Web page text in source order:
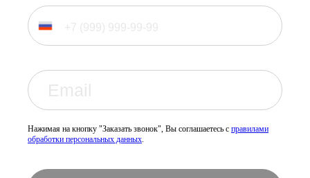
Нажимая на кнопку "Заказать звонок", Вы соглашаетесь с правилами
обработки персональных данных